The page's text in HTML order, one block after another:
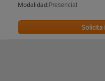
Modalidad: Presencial